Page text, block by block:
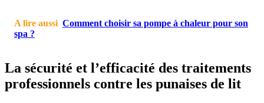
A lire aussi Comment choisir sa pompe à chaleur pour son
spa ?
La sécurité et l’efficacité des traitements
professionnels contre les punaises de lit